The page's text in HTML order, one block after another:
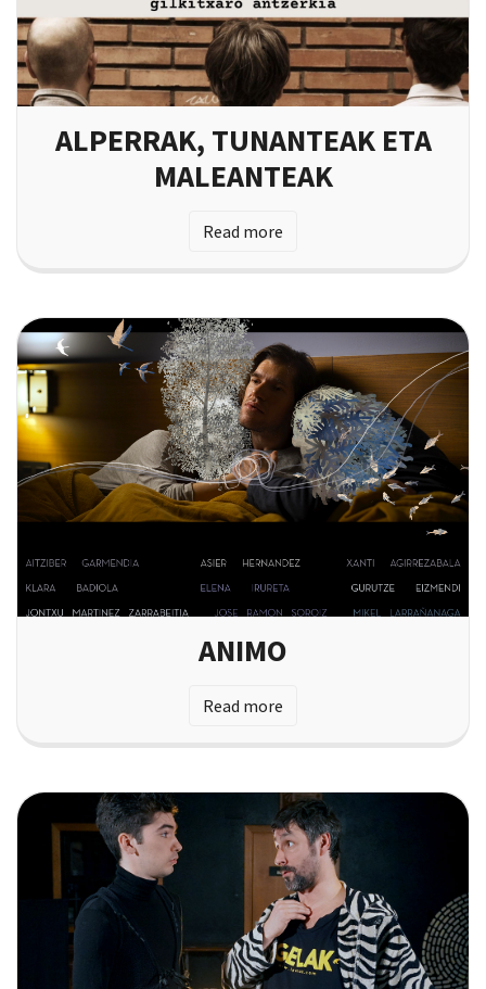
ANIMO
Read more
ALPERRAK, TUNANTEAK ETA
MALEANTEAK
Read more